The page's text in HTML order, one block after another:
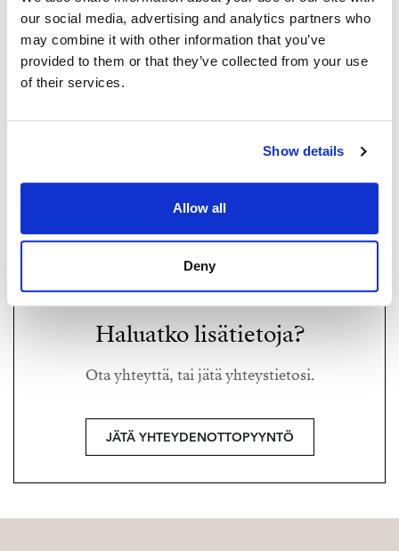
our social media, advertising and analytics partners who
may combine it with other information that you’ve
provided to them or that they’ve collected from your use
of their services.
Show details
Allow all
Deny
Strand Properties,
Asuntomyyjä, KiLAT
Haluatko lisätietoja?
Ota yhteyttä, tai jätä yhteystietosi.
JÄTÄ YHTEYDENOTTOPYYNTÖ